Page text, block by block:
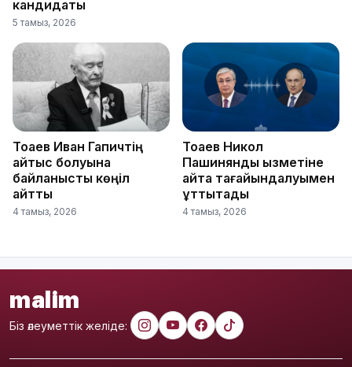
кандидаты
5 тамыз, 2026
Тоқаев Иван Гапичтің
қайтыс болуына
байланысты көңіл
айтты
4 тамыз, 2026
Тоқаев Никол
Пашинянды қызметіне
қайта тағайындалуымен
құттықтады
4 тамыз, 2026
malim
Біз әлеуметтік желіде: